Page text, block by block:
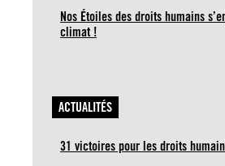
Nos Étoiles des droits humains
climat !
ACTUALITÉS
31 victoires pour les droits